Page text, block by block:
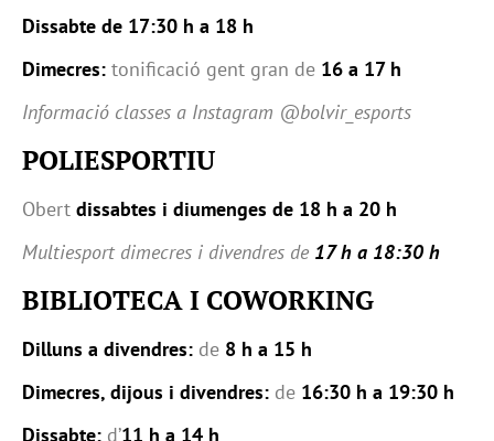
Dissabte de 17:30 h a 18 h
Dimecres: tonificació gent gran de 16 a 17 h
Informació classes a Instagram @bolvir_esports
POLIESPORTIU
Obert dissabtes i diumenges de 18 h a 20 h
Multiesport dimecres i divendres de 17 h a 18:30 h
BIBLIOTECA I COWORKING
Dilluns a divendres: de 8 h a 15 h
Dimecres, dijous i divendres: de 16:30 h a 19:30 h
Dissabte: d’11 h a 14 h